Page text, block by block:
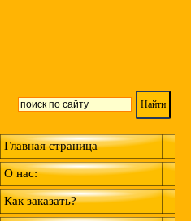
Главная страница
О нас:
Как заказать?